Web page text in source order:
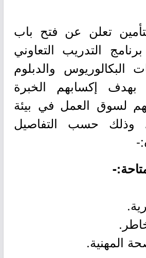
تعلن عن فتح باب
التدريب التعاوني
البكالوريوس والدبلوم
2026م، بهدف إكسابهم الخبرة
لسوق العمل في بيئة
وذلك حسب التفاصيل
المهنية.